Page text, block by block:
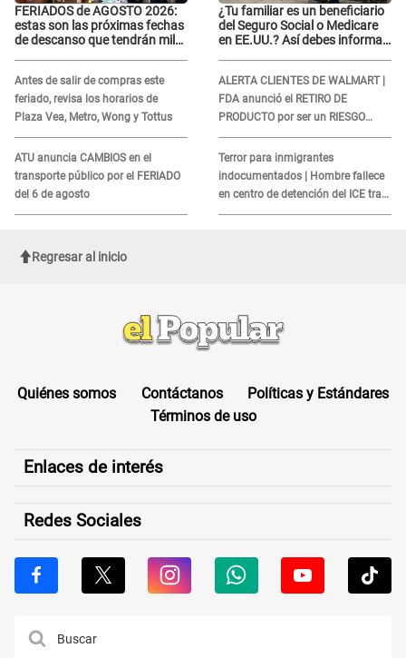
FERIADOS de AGOSTO 2026:
estas son las próximas fechas
de descanso que tendrán miles
Antes de salir de compras este
feriado, revisa los horarios de
Plaza Vea, Metro, Wong y Tottus
ATU anuncia CAMBIOS en el
transporte público por el FERIADO
del 6 de agosto
¿Tu familiar es un beneficiario
del Seguro Social o Medicare
en EE.UU.? Así debes informar
ALERTA CLIENTES DE WALMART |
FDA anunció el RETIRO DE
PRODUCTO por ser un RIESGO
MORTAL para consumidores: ¿Cuál
es?
Terror para inmigrantes
indocumentados | Hombre fallece
en centro de detención del ICE tras
sufrir una "emergencia médica"
Regresar al inicio
Quiénes somos Contáctanos
Políticas y Estándares
Términos de uso
Enlaces de interés
Redes Sociales